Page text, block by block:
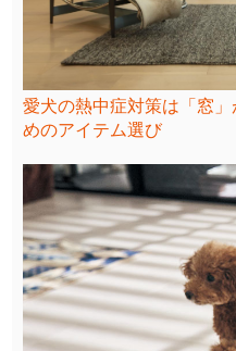
愛犬の熱中症対策は「窓
めのアイテム選び